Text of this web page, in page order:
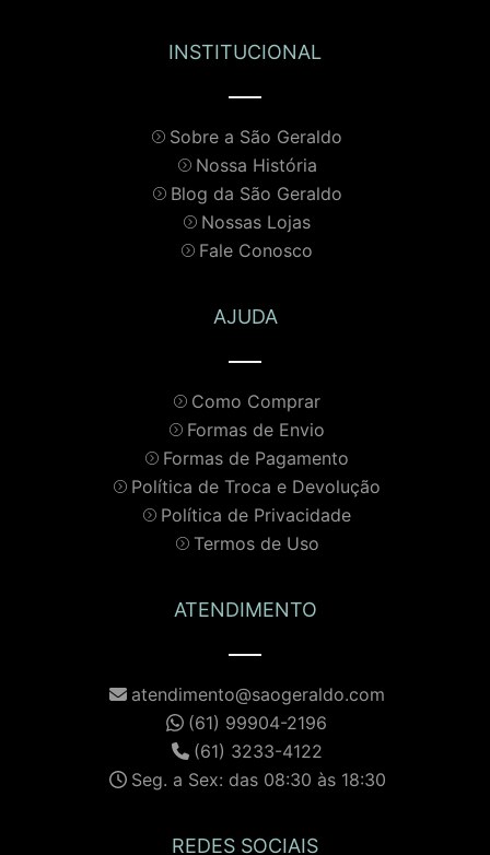
INSTITUCIONAL
Sobre a São Geraldo
Nossa História
Blog da São Geraldo
Nossas Lojas
Fale Conosco
AJUDA
Como Comprar
Formas de Envio
Formas de Pagamento
Política de Troca e Devolução
Política de Privacidade
Termos de Uso
ATENDIMENTO
atendimento@saogeraldo.com
(61) 99904-2196
(61) 3233-4122
Seg. a Sex: das 08:30 às 18:30
REDES SOCIAIS